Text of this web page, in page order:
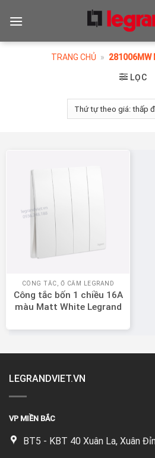
TRANG CHỦ » 281006MW
LỌC
CÔNG TẮC, Ổ CẮM LEGRAND
Công tắc bốn 1 chiều 16A
màu Matt White Legrand
LEGRANDVIET.VN
VP MIỀN BẮC
BT5 - KBT 40 Xuân La, Xuân